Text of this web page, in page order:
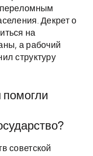
Декрет о
на
а рабочий
структуру
помогли
советской